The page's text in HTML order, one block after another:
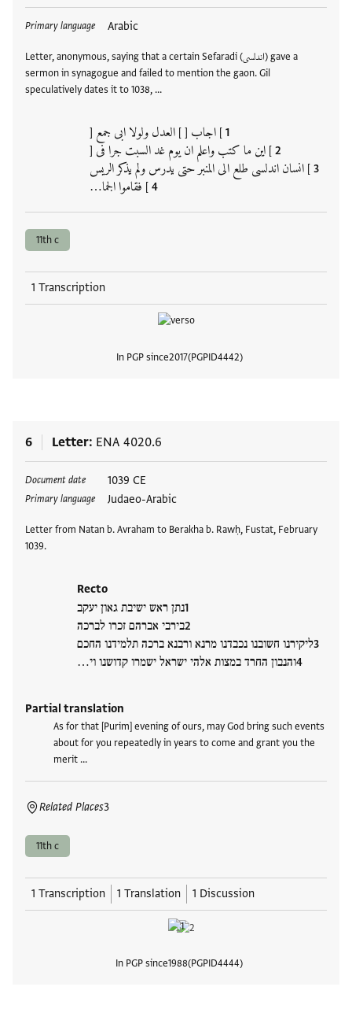
Primary language Arabic
Letter, anonymous, saying that a certain Sefaradi (اندلسى) gave a
sermon in synagogue and failed to mention the gaon. Gil
speculatively dates it to 1038, …
] اجاب [ ] العدل ولوﻻ ابى جمع [
] اين ما كتب واعلم ان يوم غد السبت جرا فى [
] انسان اندلسى طلع الى المنبر حتى يدرس ولم يذكر الريس
] فقاموا الجما…
Tags
11th c
1 Transcription
In PGP since2017 PGPID4442
6 Letter ENA 4020.6
Document date 1039 CE
Primary language Judaeo-Arabic
Letter from Natan b. Avraham to Berakha b. Rawḥ, Fustat, February
1039.
Recto
נתן ראש ישיבת גאון יעקב
בירבי אברהם זכרו לברכה
ליקירנו חשובנו נכבדנו מרנא ורבנא ברכה תלמידנו החכם
והנבון החרד במצות אלהי ישראל ישמרו קדושנו וי…
Partial translation
As for that [Purim] evening of ours, may God bring such events
about for you repeatedly in years to come and grant you the
merit …
Related Places3
Tags
11th c
1 Transcription 1 Translation 1 Discussion
In PGP since1988 PGPID4444